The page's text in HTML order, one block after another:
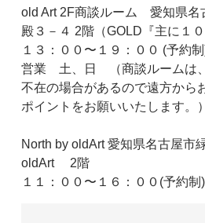
old Art 2F商談ルーム 愛知県名
殿３－４ 2階（GOLD『主に１
１３：００〜１９：００ (予約
営業 土、日 （商談ルームは
不在の場合があるので遠方から
ポイントをお願いいたします。）
North by oldArt 愛知県名古屋市
oldArt 2階
１１：００〜１６：００(予約制)